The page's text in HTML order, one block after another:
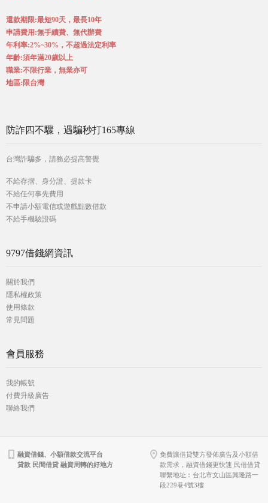
還款期限:最短90天，最長10年
申請費用:無手續費、無代辦費
年利率:2%~30%，不超過法定利率
年齡:須年滿20歲以上
職業:不限行業，無業亦可
地區:限台灣
防詐四不驟，遇騙秒打165專線
台灣詐騙多，請務必提高警覺
不給存摺、身分證、提款卡
不給任何事先費用
不申請小額電信或遊戲點數借款
不給手機驗證碼
9797借錢網資訊
關於我們
隱私權政策
使用條款
常見問題
會員服務
我的帳號
付費升級廣告
聯絡我們
融資借錢、小額借款交流平台
貸款 民間借貸 融資周轉的好地方
免費讓借貸雙方發佈廣告及小額借
款需求，融資借錢更快速 民借借貸
聯繫地址︰台北市文山區興隆路一
段229巷4號3樓